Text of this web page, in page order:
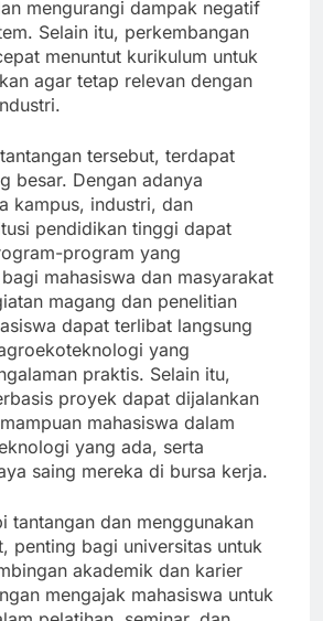
mengurangi dampak negatif
Selain itu, perkembangan
menuntut kurikulum untuk
agar tetap relevan dengan
tersebut, terdapat
besar. Dengan adanya
kampus, industri, dan
pendidikan tinggi dapat
program yang
mahasiswa dan masyarakat
magang dan penelitian
dapat terlibat langsung
yang
praktis. Selain itu,
proyek dapat dijalankan
mahasiswa dalam
yang ada, serta
saing mereka di bursa kerja.
tantangan dan menggunakan
penting bagi universitas untuk
akademik dan karier
mengajak mahasiswa untuk